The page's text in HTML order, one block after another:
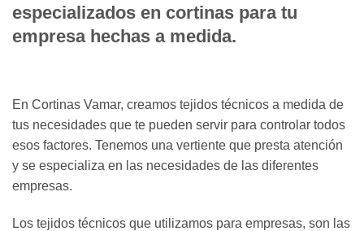
especializados en cortinas para tu
empresa hechas a medida.
En Cortinas Vamar, creamos tejidos técnicos a medida de
tus necesidades que te pueden servir para controlar todos
esos factores. Tenemos una vertiente que presta atención
y se especializa en las necesidades de las diferentes
empresas.
Los tejidos técnicos que utilizamos para empresas, son las